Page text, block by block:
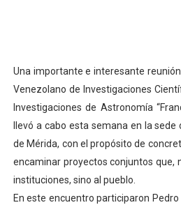
Fundecem inició con éxito el
El Lactario del Iahula celebra
Plan Vacacional "Venezuela
Iniciación al yoga reúne a
Una importante e interesante
Venezolano de Investigaciones
Investigaciones de Astronomía
llevó a cabo esta semana en la
de Mérida, con el propósito de
encaminar proyectos conjuntos que,
instituciones, sino al pueblo.
En este encuentro participaron